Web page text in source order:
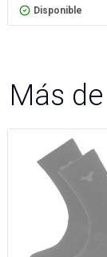
Disponible
Más